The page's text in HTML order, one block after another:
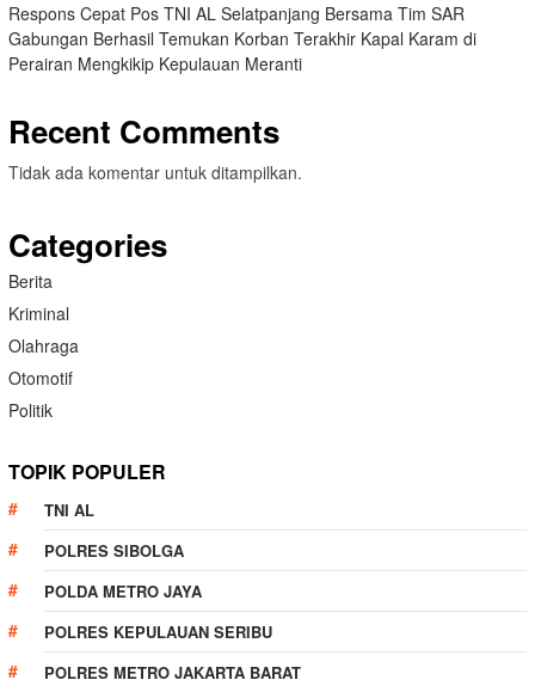
Respons Cepat Pos TNI AL Selatpanjang Bersama Tim SAR
Gabungan Berhasil Temukan Korban Terakhir Kapal Karam di
Perairan Mengkikip Kepulauan Meranti
Recent Comments
Tidak ada komentar untuk ditampilkan.
Categories
Berita
Kriminal
Olahraga
Otomotif
Politik
TOPIK POPULER
TNI AL
POLRES SIBOLGA
POLDA METRO JAYA
POLRES KEPULAUAN SERIBU
POLRES METRO JAKARTA BARAT